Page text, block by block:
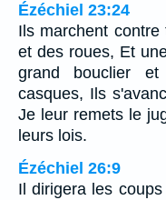
Ézéchiel 23:24
Ils marchent
et des roues, Et
grand bouclier
casques, Ils
Je leur remets le
leurs lois.
Ézéchiel 26:9
Il dirigera les